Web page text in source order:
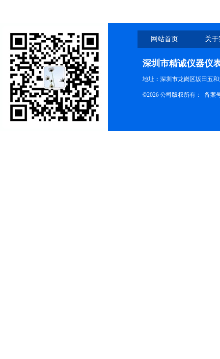
网站首页 关
深圳市精诚仪器仪
地址：深圳市龙岗区坂田五
©2026 公司版权所有： 备案